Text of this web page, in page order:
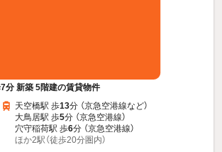
分 新築 5階建の賃貸物件
天空橋駅 歩13分 （京急空港線など）
大鳥居駅 歩5分 （京急空港線）
穴守稲荷駅 歩6分 （京急空港線）
ほか2駅（徒歩20分圏内）